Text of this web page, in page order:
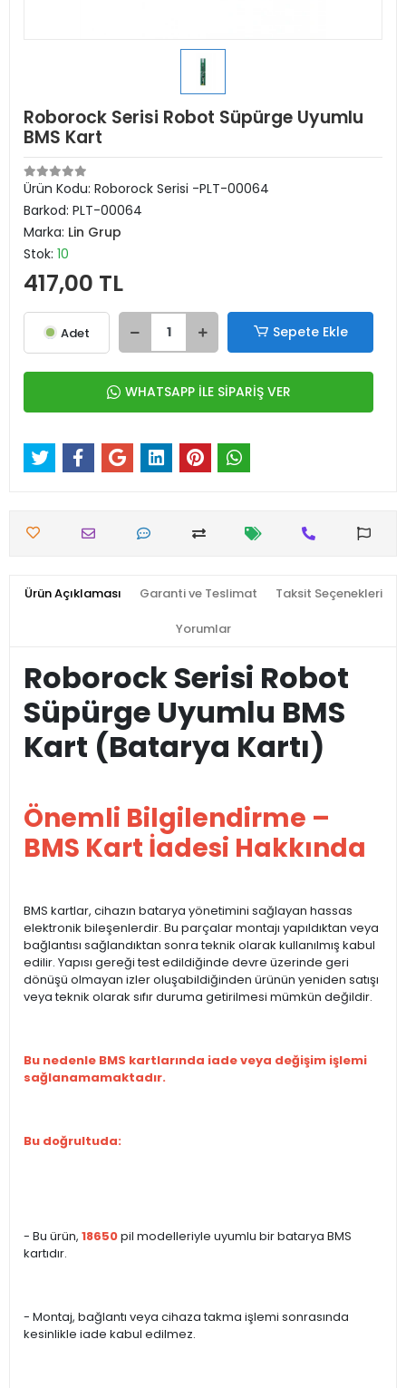
Roborock Serisi Robot Süpürge Uyumlu
BMS Kart
Ürün Kodu: Roborock Serisi -PLT-00064
Barkod: PLT-00064
Marka: Lin Grup
Stok: 10
417,00 TL
Adet Sepete Ekle
WHATSAPP İLE SİPARİŞ VER
Ürün Açıklaması Garanti ve Teslimat Taksit Seçenekleri
Yorumlar
Roborock Serisi Robot
Süpürge Uyumlu BMS
Kart (Batarya Kartı)
Önemli Bilgilendirme –
BMS Kart İadesi Hakkında
BMS kartlar, cihazın batarya yönetimini sağlayan hassas
elektronik bileşenlerdir. Bu parçalar montajı yapıldıktan veya
bağlantısı sağlandıktan sonra teknik olarak kullanılmış kabul
edilir. Yapısı gereği test edildiğinde devre üzerinde geri
dönüşü olmayan izler oluşabildiğinden ürünün yeniden satışı
veya teknik olarak sıfır duruma getirilmesi mümkün değildir.
Bu nedenle BMS kartlarında iade veya değişim işlemi
sağlanamamaktadır.
Bu doğrultuda:
- Bu ürün, 18650pil modelleriyle uyumlu bir batarya BMS
kartıdır.
- Montaj, bağlantı veya cihaza takma işlemi sonrasında
kesinlikle iade kabul edilmez.